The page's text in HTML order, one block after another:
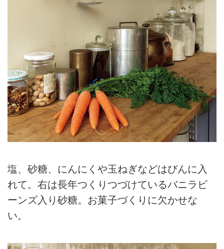
塩、砂糖、にんにくや玉ねぎなどはびんに入
れて。右は長年つくりつづけているバニラビ
ーンズ入り砂糖。お菓子づくりに欠かせな
い。